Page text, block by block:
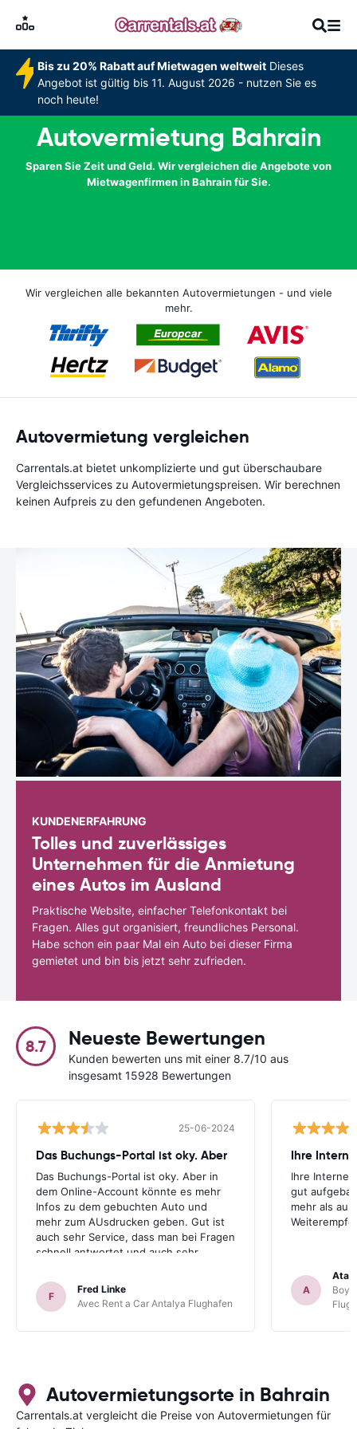
Bis zu 20% Rabatt auf Mietwagen weltweitDieses
Angebot ist gültig bis 11. August 2026 - nutzen Sie es
noch heute!
Autovermietung Bahrain
Sparen Sie Zeit und Geld. Wir vergleichen die Angebote von
Mietwagenfirmen in Bahrain für Sie.
Wir vergleichen alle bekannten Autovermietungen - und viele
mehr.
Autovermietung vergleichen
Carrentals.at bietet unkomplizierte und gut überschaubare
Vergleichsservices zu Autovermietungspreisen. Wir berechnen
keinen Aufpreis zu den gefundenen Angeboten.
KUNDENERFAHRUNG
Tolles und zuverlässiges
Unternehmen für die Anmietung
eines Autos im Ausland
Praktische Website, einfacher Telefonkontakt bei
Fragen. Alles gut organisiert, freundliches Personal.
Habe schon ein paar Mal ein Auto bei dieser Firma
gemietet und bin bis jetzt sehr zufrieden.
8.7 Neueste Bewertungen
Kunden bewerten uns mit einer 8.7/10 aus
insgesamt 15928 Bewertungen
25-06-2024
Das Buchungs-Portal ist oky. Aber
Das Buchungs-Portal ist oky. Aber in
dem Online-Account könnte es mehr
Infos zu dem gebuchten Auto und
mehr zum AUsdrucken geben. Gut ist
auch sehr Service, dass man bei Fragen
schnell antwortet und auch sehr
gute Erfahrung. Deshalb habe ich Sie
als meinen Lieblings-Mietautovermittler
auch für künftige Buchungen
F
Fred Linke
Avec Rent a Car Antalya Flughafen
Ihre
gut
mehr als
A
Autovermietungsorte in Bahrain
Carrentals.at vergleicht die Preise von Autovermietungen für